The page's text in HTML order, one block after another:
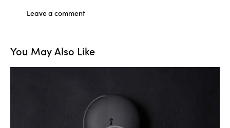
You May Also Like